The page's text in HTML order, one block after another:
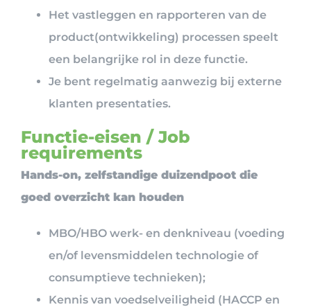
Het vastleggen en rapporteren van de
product(ontwikkeling) processen speelt
een belangrijke rol in deze functie.
Je bent regelmatig aanwezig bij externe
klanten presentaties.
Functie-eisen / Job
requirements
Hands-on, zelfstandige duizendpoot die
goed overzicht kan houden
MBO/HBO werk- en denkniveau (voeding
en/of levensmiddelen technologie of
consumptieve technieken);
Kennis van voedselveiligheid (HACCP en